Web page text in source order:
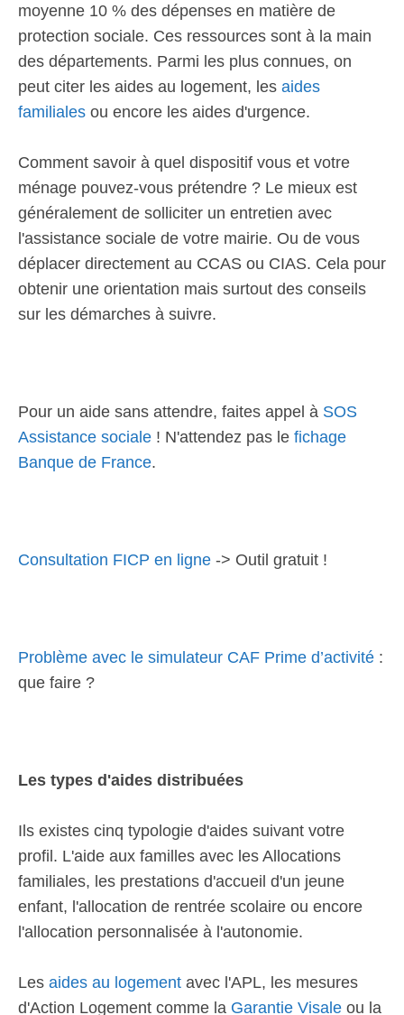
moyenne 10 % des dépenses en matière de
protection sociale. Ces ressources sont à la main
des départements. Parmi les plus connues, on
peut citer les aides au logement, les aides
familiales ou encore les aides d'urgence.
Comment savoir à quel dispositif vous et votre
ménage pouvez-vous prétendre ? Le mieux est
généralement de solliciter un entretien avec
l'assistance sociale de votre mairie. Ou de vous
déplacer directement au CCAS ou CIAS. Cela pour
obtenir une orientation mais surtout des conseils
sur les démarches à suivre.
Pour un aide sans attendre, faites appel à SOS
Assistance sociale ! N'attendez pas le fichage
Banque de France.
Consultation FICP en ligne -> Outil gratuit !
Problème avec le simulateur CAF Prime d’activité :
que faire ?
Les types d'aides distribuées
Ils existes cinq typologie d'aides suivant votre
profil. L'aide aux familles avec les Allocations
familiales, les prestations d'accueil d'un jeune
enfant, l'allocation de rentrée scolaire ou encore
l'allocation personnalisée à l'autonomie.
Les aides au logement avec l'APL, les mesures
d'Action Logement comme la Garantie Visale ou la